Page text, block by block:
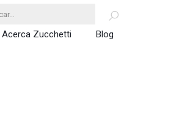
Acerca Zucchetti Blog